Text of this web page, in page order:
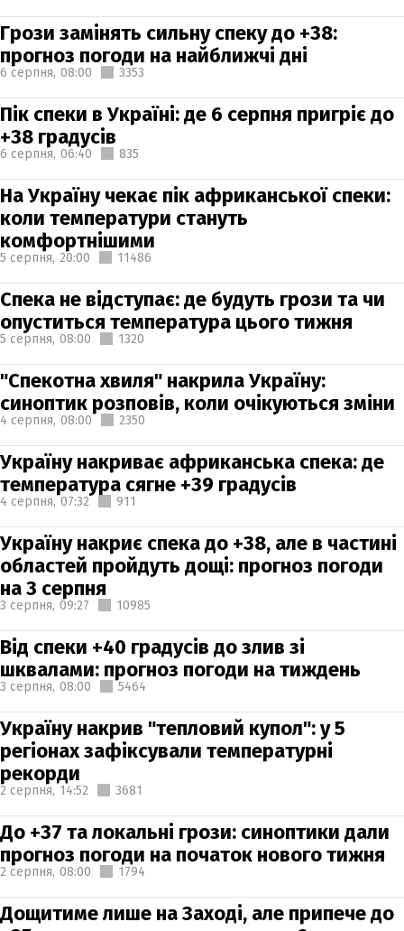
Грози замінять сильну спеку до +38:
прогноз погоди на найближчі дні
6 серпня, 08:00 3353
Пік спеки в Україні: де 6 серпня пригріє до
+38 градусів
6 серпня, 06:40 835
На Україну чекає пік африканської спеки:
коли температури стануть
комфортнішими
5 серпня, 20:00 11486
Спека не відступає: де будуть грози та чи
опуститься температура цього тижня
5 серпня, 08:00 1320
"Спекотна хвиля" накрила Україну:
синоптик розповів, коли очікуються зміни
4 серпня, 08:00 2350
Україну накриває африканська спека: де
температура сягне +39 градусів
4 серпня, 07:32 911
Україну накриє спека до +38, але в частині
областей пройдуть дощі: прогноз погоди
на 3 серпня
3 серпня, 09:27 10985
Від спеки +40 градусів до злив зі
шквалами: прогноз погоди на тиждень
3 серпня, 08:00 5464
Україну накрив "тепловий купол": у 5
регіонах зафіксували температурні
рекорди
2 серпня, 14:52 3681
До +37 та локальні грози: синоптики дали
прогноз погоди на початок нового тижня
2 серпня, 08:00 1794
Дощитиме лише на Заході, але припече до